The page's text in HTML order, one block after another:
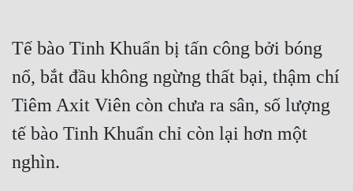
Trùng Sinh
Trọng Sinh
Tu Chân
Tu Tiên
Tế bào Tinh Khuẩn bị tấn công bởi bóng
nổ, bắt đầu không ngừng thất bại, thậm chí
Tiêm Axit Viên còn chưa ra sân, số lượng
tế bào Tinh Khuẩn chỉ còn lại hơn một
nghìn.